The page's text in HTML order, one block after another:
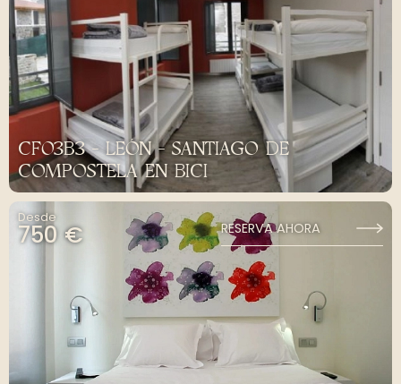
CF03B3 - LEÓN - SANTIAGO DE
COMPOSTELA EN BICI
Desde
750 € RESERVA AHORA